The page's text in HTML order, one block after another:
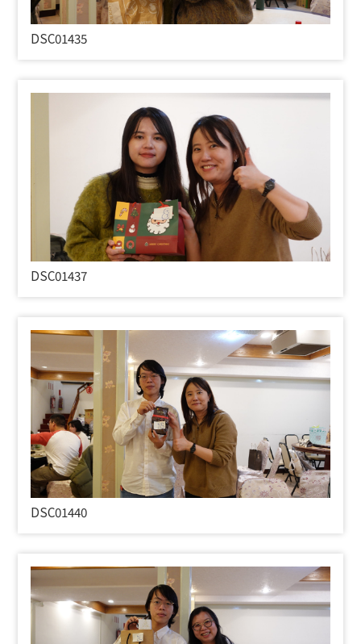
DSC01435
DSC01437
DSC01440